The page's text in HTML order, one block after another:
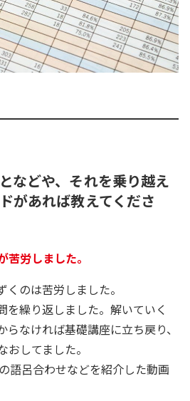
などや、それを乗り越え
があれば教えてくださ
労しました。
のは苦労しました。
を繰り返しました。解いていく
なければ基礎講座に立ち戻り、
してました。
語呂合わせなどを紹介した動画